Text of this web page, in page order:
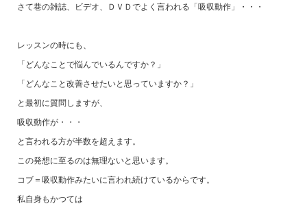
さて巷の雑誌、ビデオ、ＤＶＤでよく言われる「吸収動作」・・・
レッスンの時にも、
「どんなことで悩んでいるんですか？」
「どんなこと改善させたいと思っていますか？」
と最初に質問しますが、
吸収動作が・・・
と言われる方が半数を超えます。
この発想に至るのは無理ないと思います。
コブ＝吸収動作みたいに言われ続けているからです。
私自身もかつては